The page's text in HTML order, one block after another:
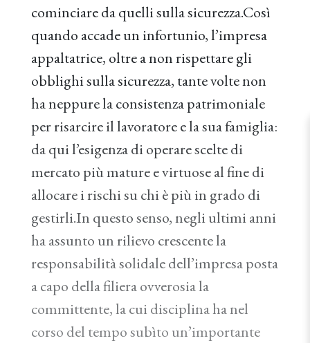
cominciare da quelli sulla sicurezza.Così
quando accade un infortunio, l’impresa
appaltatrice, oltre a non rispettare gli
obblighi sulla sicurezza, tante volte non
ha neppure la consistenza patrimoniale
per risarcire il lavoratore e la sua famiglia:
da qui l’esigenza di operare scelte di
mercato più mature e virtuose al fine di
allocare i rischi su chi è più in grado di
gestirli.In questo senso, negli ultimi anni
ha assunto un rilievo crescente la
responsabilità solidale dell’impresa posta
a capo della filiera ovverosia la
committente, la cui disciplina ha nel
corso del tempo subìto un’importante